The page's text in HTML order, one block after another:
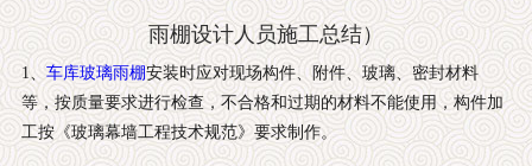
新闻资讯
售后服务
联系我们
雨棚设计人员施工总结）
1、 车库玻璃雨棚安装时应对现场构件、附件、玻璃、密封材料
等，按质量要求进行检查，不合格和过期的材料不能使用，构件加
工按《玻璃幕墙工程技术规范》要求制作。